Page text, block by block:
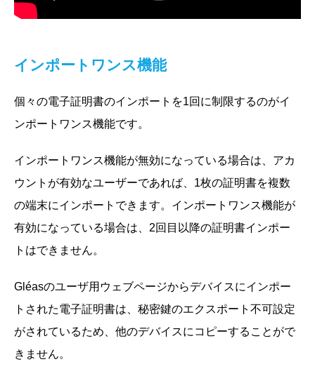
インポートワンス機能
個々の電子証明書のインポートを1回に制限するのがイ
ンポートワンス機能です。
インポートワンス機能が無効になっている場合は、アカ
ウントが有効なユーザーであれば、1枚の証明書を複数
の端末にインポートできます。インポートワンス機能が
有効になっている場合は、2回目以降の証明書インポー
トはできません。
Gléasのユーザ用ウェブページからデバイスにインポー
トされた電子証明書は、秘密鍵のエクスポート不可設定
がされているため、他のデバイスにコピーすることがで
きません。